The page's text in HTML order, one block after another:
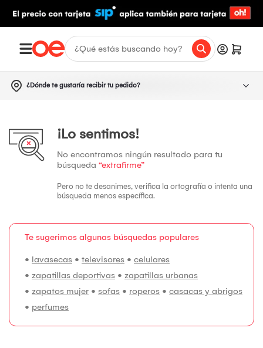
¿Dónde te gustaría recibir tu pedido?
¡Lo sentimos!
No encontramos ningún resultado para tu
búsqueda “extrafirme”
Pero no te desanimes, verifica la ortografía o intenta una
búsqueda menos específica.
Te sugerimos algunas búsquedas populares
• lavasecas • televisores • celulares
• zapatillas deportivas • zapatillas urbanas
• zapatos mujer • sofas • roperos • casacas y abrigos
• perfumes